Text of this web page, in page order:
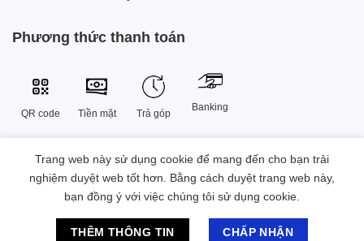
Phương thức thanh toán
QR code Tiền mặt Trả góp
Banking
Chat hỗ trợ
Công Ty TNHH Công Nghệ Sáng Tạo Xtech Việt Nam
38 Đường Số 9 , Khu đô thị Vạn Phúc, Phường Hiệp Bình, Thành
phố Hồ Chí Minh, Việt Nam.
2023 © Bản quyền Sở hữu thuộc Xtech Việt Nam
Trang web này sử dụng cookie để mang đến cho bạn trải
nghiệm duyệt web tốt hơn. Bằng cách duyệt trang web này,
bạn đồng ý với việc chúng tôi sử dụng cookie.
THÊM THÔNG TIN CHẤP NHẬN